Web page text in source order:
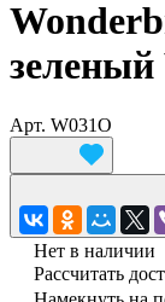
зеленый
Арт. W031O
Нет в наличии
Рассчитать